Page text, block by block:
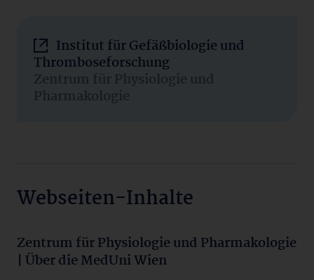
Institut für Gefäßbiologie und
Thromboseforschung
Zentrum für Physiologie und
Pharmakologie
Webseiten-Inhalte
Zentrum für Physiologie und Pharmakologie
| Über die MedUni Wien